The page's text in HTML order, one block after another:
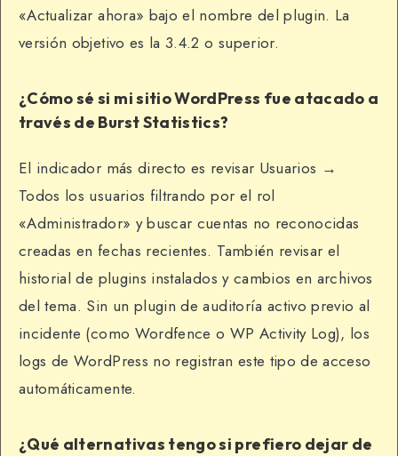
«Actualizar ahora» bajo el nombre del plugin. La
versión objetivo es la 3.4.2 o superior.
¿Cómo sé si mi sitio WordPress fue atacado a
través de Burst Statistics?
El indicador más directo es revisar Usuarios →
Todos los usuarios filtrando por el rol
«Administrador» y buscar cuentas no reconocidas
creadas en fechas recientes. También revisar el
historial de plugins instalados y cambios en archivos
del tema. Sin un plugin de auditoría activo previo al
incidente (como Wordfence o WP Activity Log), los
logs de WordPress no registran este tipo de acceso
automáticamente.
¿Qué alternativas tengo si prefiero dejar de